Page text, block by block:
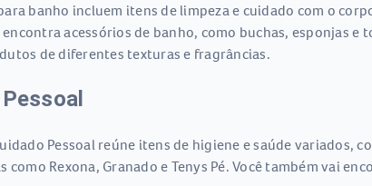
banho incluem itens de limpeza e cuidado com o
acessórios de banho, como buchas, esponjas e
de diferentes texturas e fragrâncias.
Pessoal reúne itens de higiene e saúde variados,
como Rexona, Granado e Tenys Pé. Você também vai